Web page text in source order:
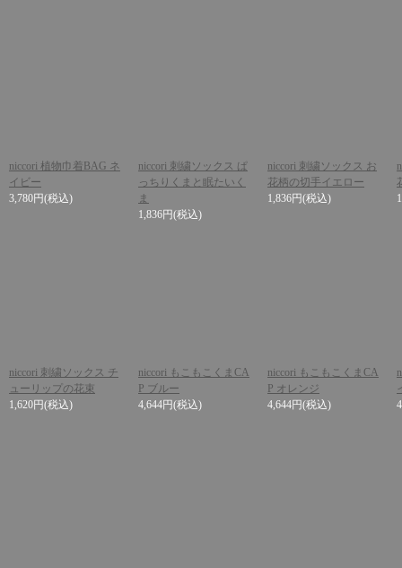
niccori 植物巾着BAG ネ
イビー
3,780円(税込)
niccori 刺繍ソックス ぱ
っちりくまと眠たいく
ま
1,836円(税込)
niccori 刺繍ソックス お
花柄の切手イエロー
1,836円(税込)
niccori 刺繍ソックス チ
ューリップの花束
1,620円(税込)
niccori もこもこくまCA
P ブルー
4,644円(税込)
niccori もこもこくまCA
P オレンジ
4,644円(税込)